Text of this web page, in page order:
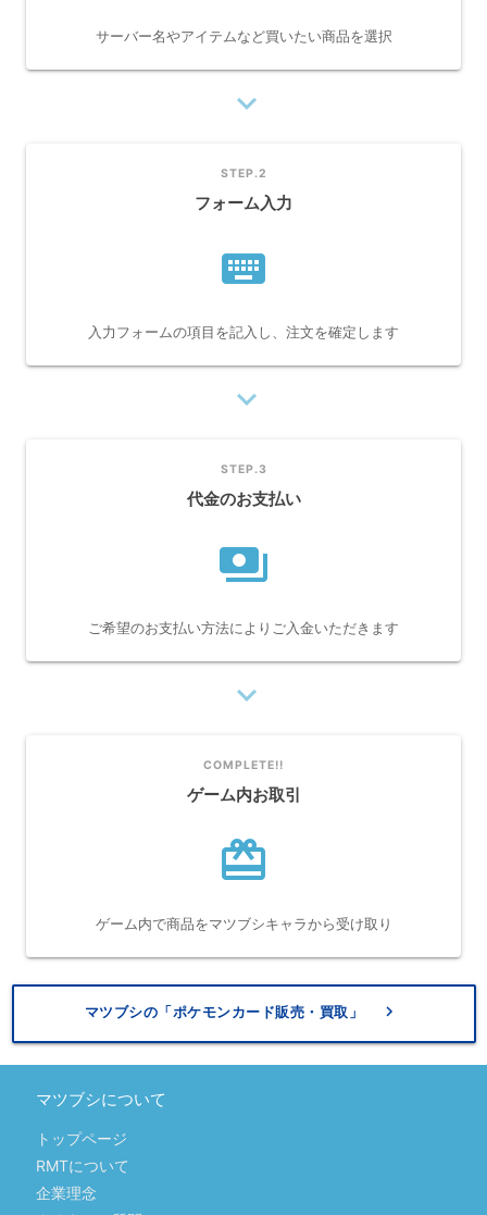
サーバー名やアイテムなど買いたい商品を選択
navigate_next
STEP.2
フォーム入力
keyboard
入力フォームの項目を記入し、注文を確定します
navigate_next
STEP.3
代金のお支払い
payments
ご希望のお支払い方法によりご入金いただきます
navigate_next
COMPLETE!!
ゲーム内お取引
card_giftcard
ゲーム内で商品をマツブシキャラから受け取り
マツブシの「ポケモンカード販売・買取」 keyboard_arrow_right
マツブシについて
トップページ
RMTについて
企業理念